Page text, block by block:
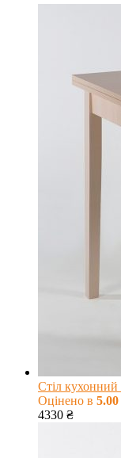
Стіл
Оцінено в 5.00
4330 ₴